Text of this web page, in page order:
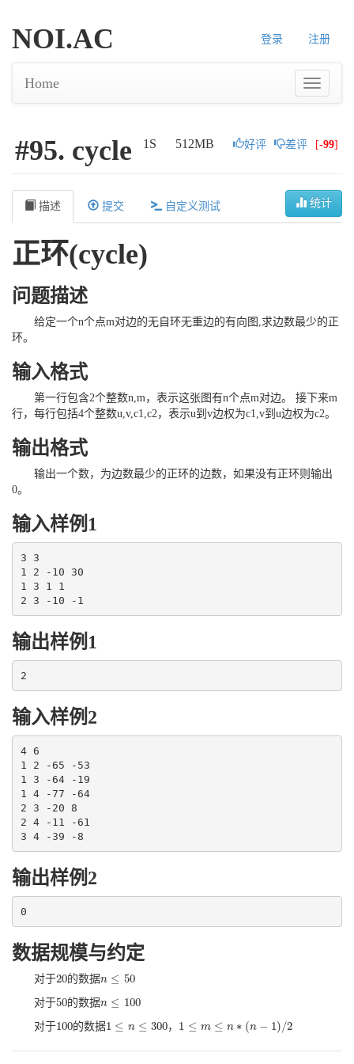
登录 注册
NOI.AC
Home
1S 512MB 好评 差评 [-99]
#95. cycle
统计
描述 提交 自定义测试
正环(cycle)
问题描述
给定一个n个点m对边的无自环无重边的有向图,求边数最少的正
环。
输入格式
第一行包含2个整数n,m，表示这张图有n个点m对边。 接下来m
行，每行包括4个整数u,v,c1,c2，表示u到v边权为c1,v到u边权为c2。
输出格式
输出一个数，为边数最少的正环的边数，如果没有正环则输出
0。
输入样例1
3 3
1 2 -10 30
1 3 1 1
2 3 -10 -1
输出样例1
2
输入样例2
4 6
1 2 -65 -53
1 3 -64 -19
1 4 -77 -64
2 3 -20 8
2 4 -11 -61
3 4 -39 -8
输出样例2
0
数据规模与约定
对于20
20的数据n ≤ 50
n≤50
对于50
50的数据n ≤ 100
n≤100
对于100
100的数据1 ≤ n ≤ 300
1 ≤n ≤300 ， 1 ≤ m ≤ n ∗ (n − 1)/2
1 ≤m ≤n ∗( n− 1 )/2